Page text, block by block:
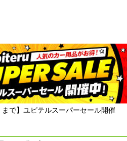
まで】ユピテルスーパーセール開催